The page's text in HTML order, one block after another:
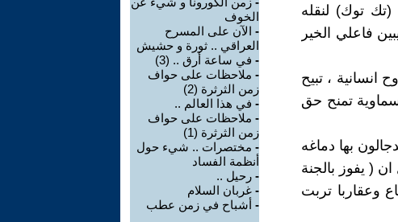
توك) لنقله
فاعلي الخير
، تبيح
تمنح حق
بها دماغه
( يفوز بالجنة
وعقاربا تربت
الخوف
- الآن على المسرح
العراقي .. ثورة و حشيش
- في ساعة أرق .. (3)
- ملاحظات على حواف
زمن الثرثرة (2)
- في هذا العالم ..
- ملاحظات على حواف
زمن الثرثرة (1)
- مختصرات .. شيء حول
أنظمة الفساد
- رحيل ..
- غربان السلام
- أشباح في زمن عطب